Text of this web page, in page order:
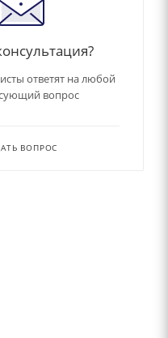
ответят на любой
вопрос
ВОПРОС